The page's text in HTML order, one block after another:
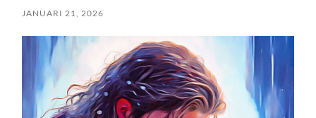
JANUARI 21, 2026